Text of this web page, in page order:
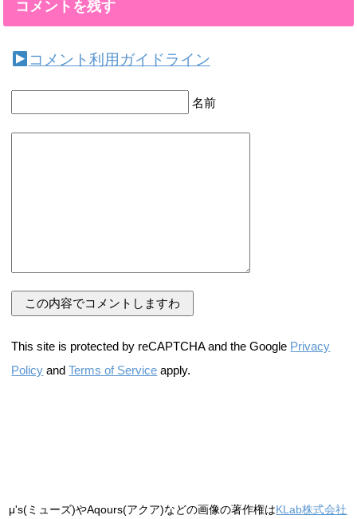
コメントを残す
コメント利用ガイドライン
名前
This site is protected by reCAPTCHA and the Google Privacy
Policy andTerms of Service apply.
μ's(ミューズ)やAqours(アクア)などの画像の著作権はKLab株式会社